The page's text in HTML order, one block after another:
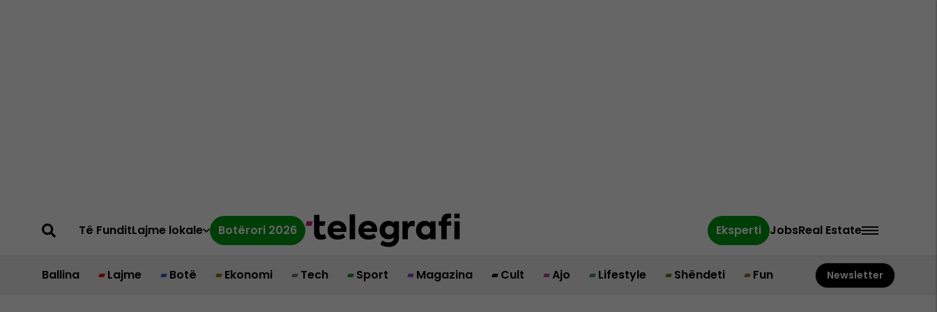
Të FunditLajme lokale Botërori 2026 Eksperti JobsReal Estate
Ballina Lajme Botë Ekonomi Tech Sport Magazina Cult Ajo Lifestyle Shëndeti Fun Newsletter